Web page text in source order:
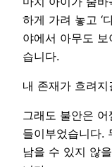
하게 가려 놓고 ‘
야에서 아무도
습니다.
내 존재가 흐려
그래도 불안은
들이부었습니다.
남을 수 있지 않